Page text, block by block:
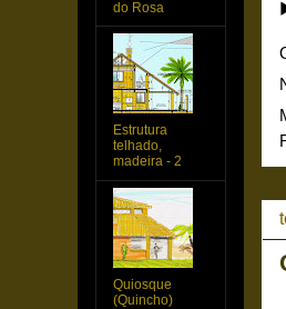
do Rosa
Estrutura
telhado,
madeira - 2
Quiosque
(Quincho)